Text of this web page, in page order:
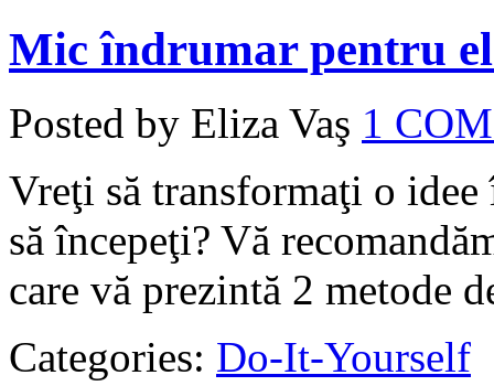
Mic îndrumar pentru
Posted by Eliza Vaş 1
Vreţi să transformaţi o
să începeţi? Vă
care vă prezintă 2 metode
Categories: Do-It-Yourself